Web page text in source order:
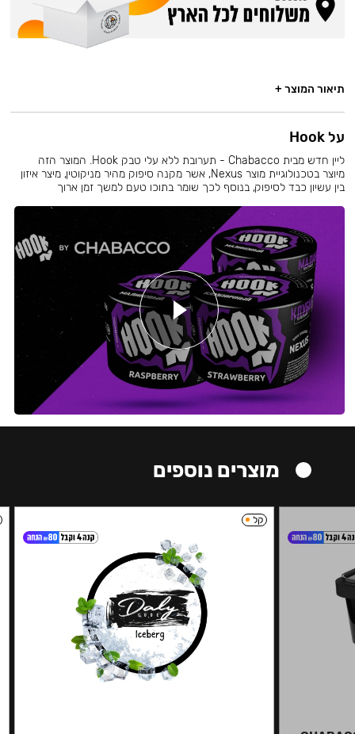
תיאור המוצר +
על Hook
ליין חדש מבית Chabacco - תערובת ללא עלי טבק Hook. המוצר הזה
מיוצר בטכנולוגיית מוצר Nexus, אשר מקנה סיפוק מהיר מניקוטין, מיצר איזון
בין עשיון כבד לסיפוק, בנוסף לכך שומר בתוכו טעם למשך זמן ארוך
מוצרים נוספים
קל